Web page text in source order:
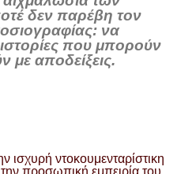
δεν παρέβη τον
να
που μπορούν
με αποδείξεις.
ισχυρή ντοκουμενταρίστικη